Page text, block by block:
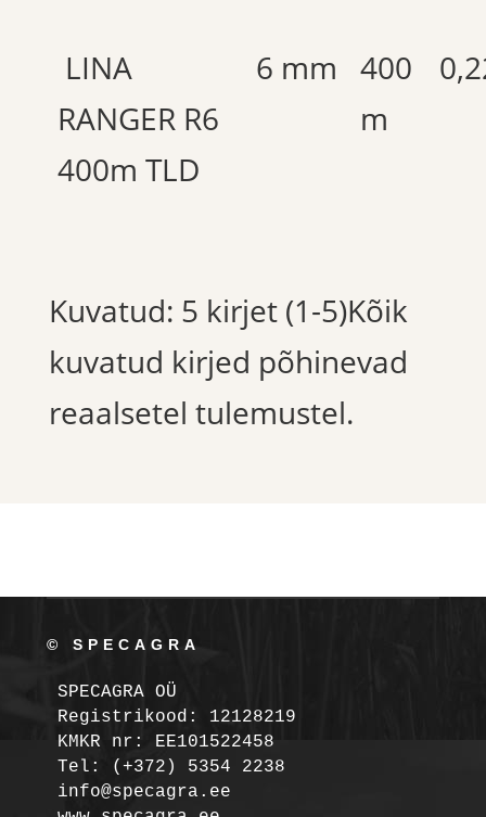
LINA
RANGER R6
400m TLD
6 mm
400
m
Kuvatud: 5 kirjet (1-5)Kõik
kuvatud kirjed põhinevad
reaalsetel tulemustel.
© SPECAGRA
SPECAGRA OÜ
Registrikood: 12128219
KMKR nr: EE101522458
Tel: (+372) 5354 2238
info@specagra.ee